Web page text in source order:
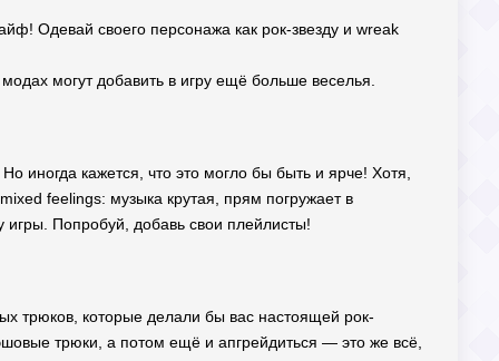
Одевай своего персонажа как рок-звезду и wreak
могут добавить в игру ещё больше веселья.
иногда кажется, что это могло бы быть и ярче! Хотя,
feelings: музыка крутая, прям погружает в
игры. Попробуй, добавь свои плейлисты!
трюков, которые делали бы вас настоящей рок-
трюки, а потом ещё и апгрейдиться — это же всё,